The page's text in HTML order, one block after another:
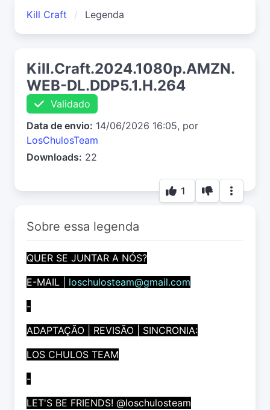
Kill Craft Legenda
Kill.Craft.2024.1080p.AMZN.
WEB-DL.DDP5.1.H.264
Validado
Data de envio: 14/06/2026 16:05, por
LosChulosTeam
Downloads: 22
1
Sobre essa legenda
QUER SE JUNTAR A NÓS?
E-MAIL | loschulosteam@gmail.com
-
ADAPTAÇÃO | REVISÃO | SINCRONIA:
LOS CHULOS TEAM
-
LET'S BE FRIENDS! @loschulosteam